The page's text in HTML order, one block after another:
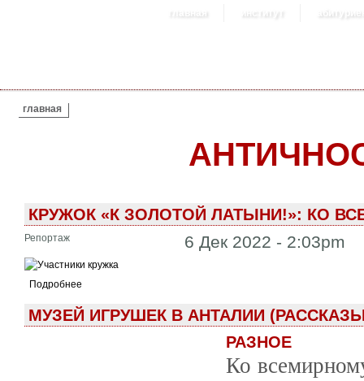
главная институт
ВЫ ЗДЕСЬ
главная
КРУЖОК «К ЗОЛОТОЙ ЛАТЫНИ!»: КО
Репортаж 6 Дек 2022 - 2:03pm
Подробнее
МУЗЕЙ ИГРУШЕК В АНТАЛИИ
РАЗНОЕ
Ко